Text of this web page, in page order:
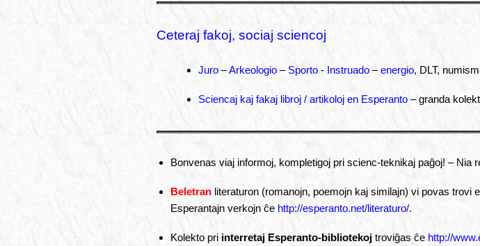
Ceteraj fakoj, sociaj sciencoj
Juro –Arkeologio – Sporto - Instruado –energio, DLT,
Sciencaj kaj fakaj libroj / artikoloj en Esperanto – granda
Bonvenas viaj informoj, kompletigoj pri scienc-teknikaj paĝoj! – Nia
Beletran literaturon (romanojn, poemojn kaj similajn) vi povas trovi
Esperantajn verkojn ĉe http://esperanto.net/literaturo/.
Kolekto pri interretaj Esperanto-bibliotekoj troviĝas ĉe http://